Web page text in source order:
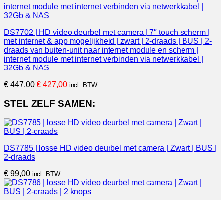
DS7702 | HD video deurbel met camera | 7″ touch scherm |
met internet & app mogelijkheid | zwart | 2-draads | BUS | 2-
draads van buiten-unit naar internet module en scherm |
internet module met internet verbinden via netwerkkabel |
32Gb & NAS
€447,00 Oorspronkelijke
was:
€ 427,00Huidige
is:
incl. BTW
STEL ZELF SAMEN:
DS7785 | losse HD video deurbel met camera | Zwart | BUS |
2-draads
€ 99,00 incl. BTW